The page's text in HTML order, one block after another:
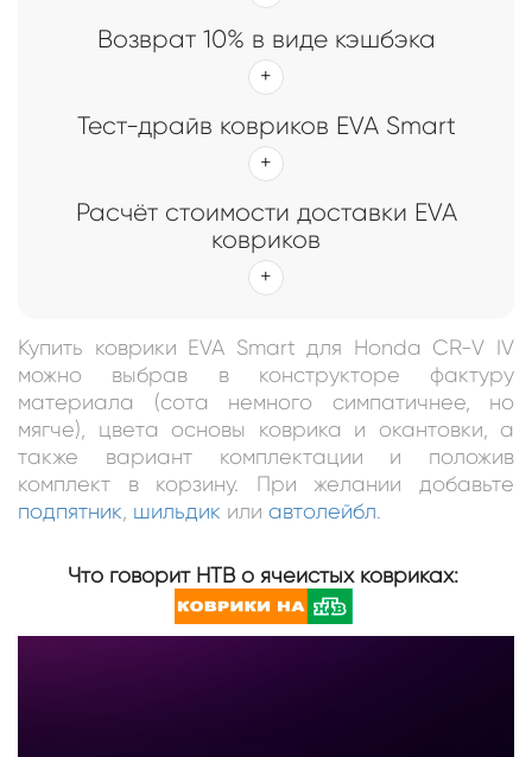
Возврат 10% в виде кэшбэка
Тест-драйв ковриков EVA Smart
Расчёт стоимости доставки EVA
ковриков
Купить коврики EVA Smart для Honda CR-V IV
можно выбрав в конструкторе фактуру
материала (сота немного симпатичнее, но
мягче), цвета основы коврика и окантовки, а
также вариант комплектации и положив
комплект в корзину. При желании добавьте
подпятник шильдик или автолейбл.
Что говорит НТВ о ячеистых ковриках: